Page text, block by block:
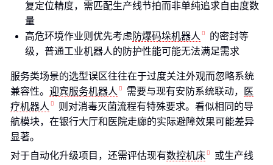
复定位精度，需匹配生产线节拍而非单纯追求自由度数
量
高危环境作业则优先考虑 防爆码垛机器人
的密封等
级，普通工业机器人的防护性能可能无法满足需求
服务类场景的选型误区往往在于过度关注外观而忽略系统
兼容性。 迎宾服务机器人 需要与现有安防系统联动，
医
疗机器人
则对消毒灭菌流程有特殊要求。看似相同的导
航模块，在银行大厅和医院走廊的实际避障效果可能差异
显著。
对于自动化升级项目，还需评估现有数控机床
或生产线